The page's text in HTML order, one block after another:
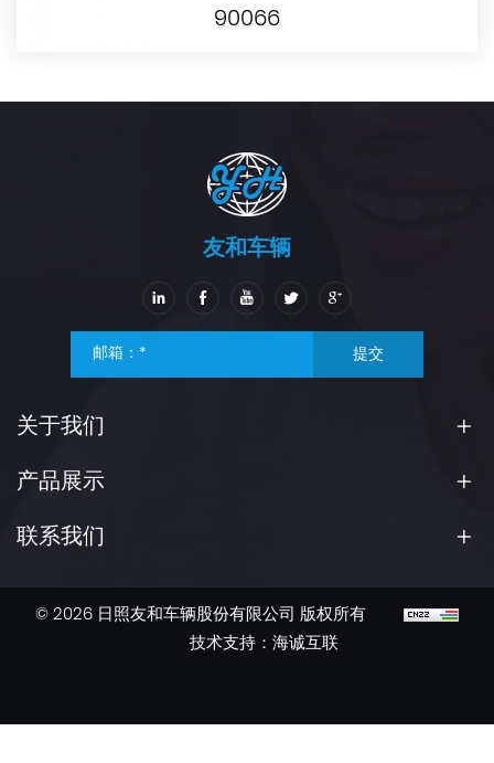
90066
友和车辆
提交
关于我们
产品展示
联系我们
© 2026 日照友和车辆股份有限公司 版权所有
技术支持：海诚互联